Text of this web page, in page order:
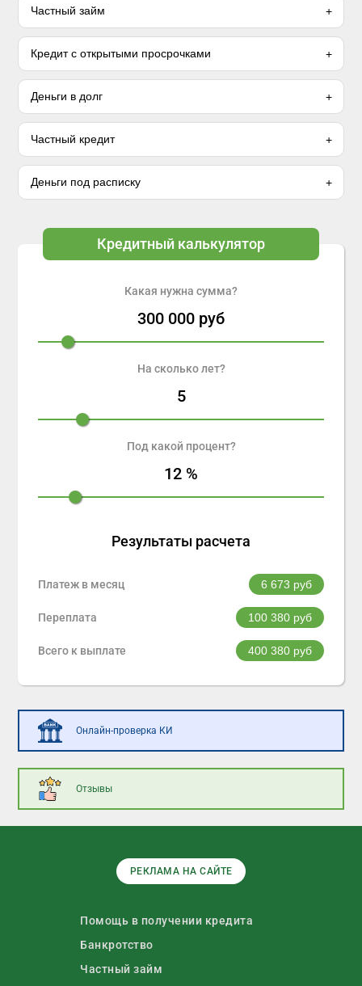
Частный займ
Кредит с открытыми просрочками
Деньги в долг
Частный кредит
Деньги под расписку
Кредитный калькулятор
Какая нужна сумма?
300 000 руб
На сколько лет?
5
Под какой процент?
12 %
Результаты расчета
Платеж в месяц 6 673 руб
Переплата 100 380руб
Всего к выплате 400 380руб
Онлайн-проверка КИ
Отзывы
РЕКЛАМА НА САЙТЕ
Помощь в получении кредита
Банкротство
Частный займ